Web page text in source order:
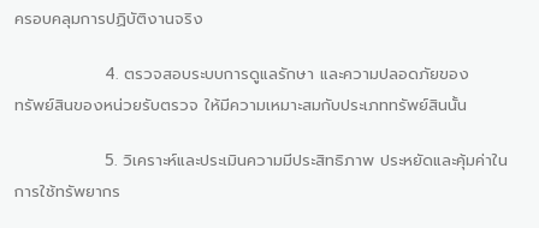
ครอบคลุมการปฏิบัติงานจริง
4. ตรวจสอบระบบการดูแลรักษา และความปลอดภัยของ
ทรัพย์สินของหน่วยรับตรวจ ให้มีความเหมาะสมกับประเภททรัพย์สินนั้น
5. วิเคราะห์และประเมินความมีประสิทธิภาพ ประหยัดและคุ้มค่าใน
การใช้ทรัพยากร